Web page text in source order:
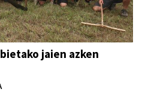
jaien azken